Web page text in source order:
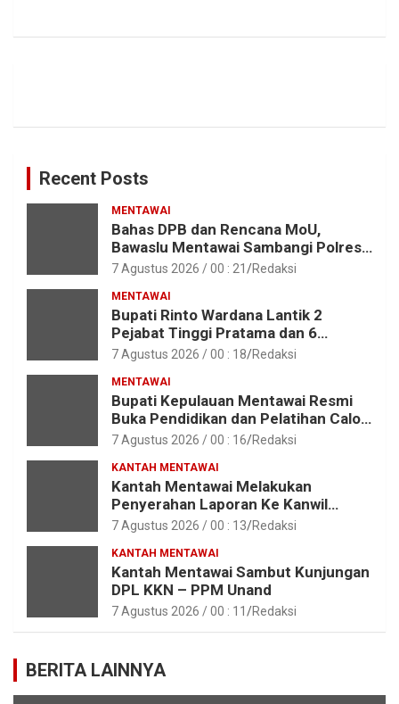
Recent Posts
MENTAWAI
Bahas DPB dan Rencana MoU,
Bawaslu Mentawai Sambangi Polres
Mentawai
7 Agustus 2026 / 00 : 21 Redaksi
MENTAWAI
Bupati Rinto Wardana Lantik 2
Pejabat Tinggi Pratama dan 6
Pejabat Fungsional di Lingkungan
7 Agustus 2026 / 00 : 18 Redaksi
MENTAWAI
Bupati Kepulauan Mentawai Resmi
Buka Pendidikan dan Pelatihan Calon
Paskibraka Tahun 2026
7 Agustus 2026 / 00 : 16 Redaksi
KANTAH MENTAWAI
Kantah Mentawai Melakukan
Penyerahan Laporan Ke Kanwil
Kemen ATR/BPN RI Sumbar
7 Agustus 2026 / 00 : 13 Redaksi
KANTAH MENTAWAI
Kantah Mentawai Sambut Kunjungan
DPL KKN – PPM Unand
7 Agustus 2026 / 00 : 11 Redaksi
BERITA LAINNYA